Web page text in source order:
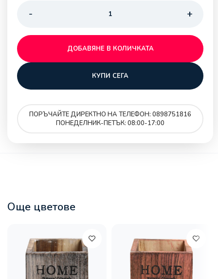
ДОБАВЯНЕ В КОЛИЧКАТА
КУПИ СЕГА
ПОРЪЧАЙТЕ ДИРЕКТНО НА ТЕЛЕФОН: 0898751816
ПОНЕДЕЛНИК-ПЕТЪК: 08:00-17:00
Още цветове